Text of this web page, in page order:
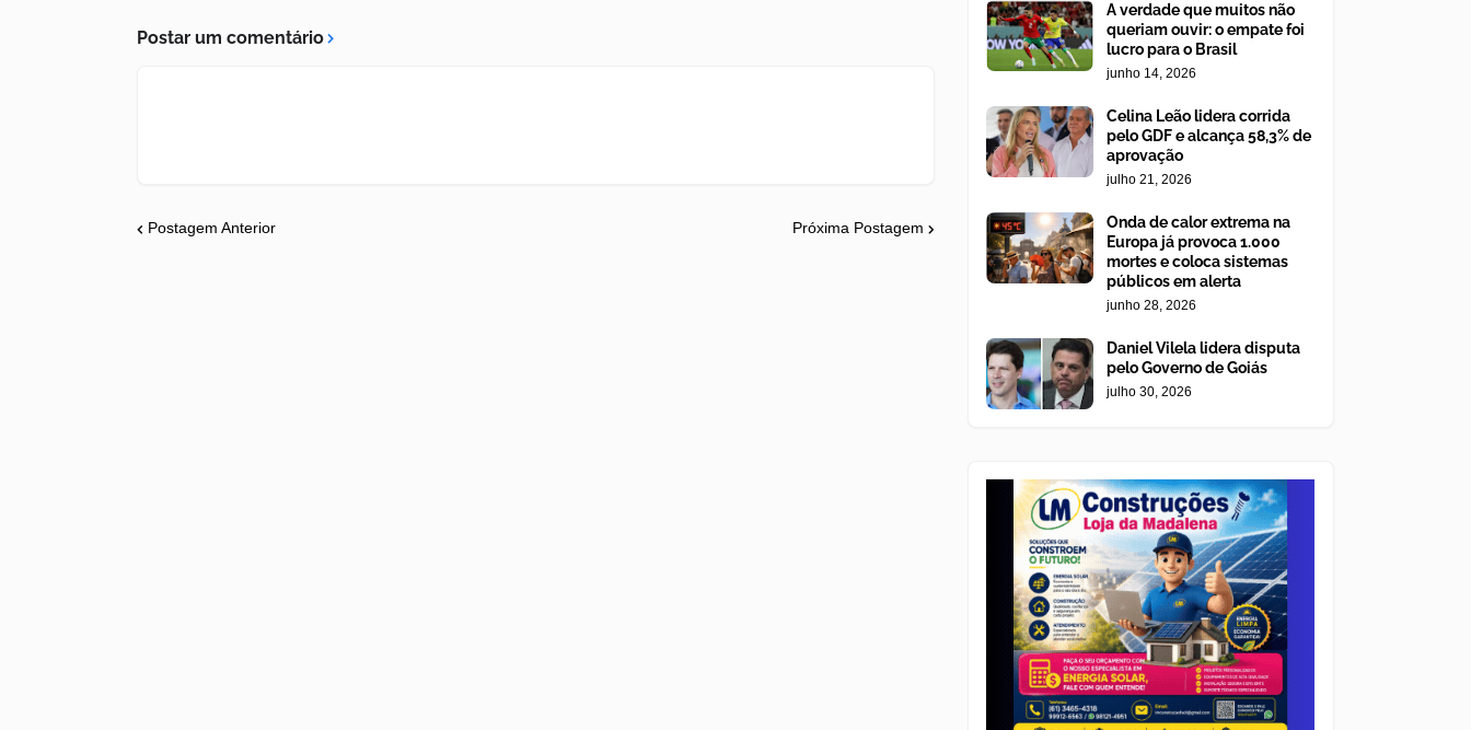
Postar um comentário
Postagem Anterior Próxima Postagem
A verdade que muitos não
queriam ouvir: o empate foi
lucro para o Brasil
junho 14, 2026
Celina Leão lidera corrida
pelo GDF e alcança 58,3% de
aprovação
julho 21, 2026
Onda de calor extrema na
Europa já provoca 1.000
mortes e coloca sistemas
públicos em alerta
junho 28, 2026
Daniel Vilela lidera disputa
pelo Governo de Goiás
julho 30, 2026